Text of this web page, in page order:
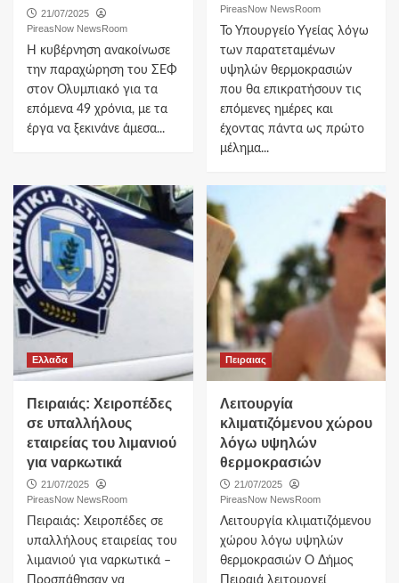
21/07/2025
PireasNow NewsRoom
Η κυβέρνηση ανακοίνωσε
την παραχώρηση του ΣΕΦ
στον Ολυμπιακό για τα
επόμενα 49 χρόνια, με τα
έργα να ξεκινάνε άμεσα...
PireasNow NewsRoom
Το Υπουργείο Υγείας λόγω
των παρατεταμένων
υψηλών θερμοκρασιών
που θα επικρατήσουν τις
επόμενες ημέρες και
έχοντας πάντα ως πρώτο
μέλημα...
Ελλαδα
Πειραιάς: Χειροπέδες
σε υπαλλήλους
εταιρείας του λιμανιού
για ναρκωτικά
21/07/2025
PireasNow NewsRoom
Πειραιάς: Χειροπέδες σε
υπαλλήλους εταιρείας του
λιμανιού για ναρκωτικά –
Προσπάθησαν να
Πειραιας
Λειτουργία
κλιματιζόμενου χώρου
λόγω υψηλών
θερμοκρασιών
21/07/2025
PireasNow NewsRoom
Λειτουργία κλιματιζόμενου
χώρου λόγω υψηλών
θερμοκρασιών Ο Δήμος
Πειραιά λειτουργεί